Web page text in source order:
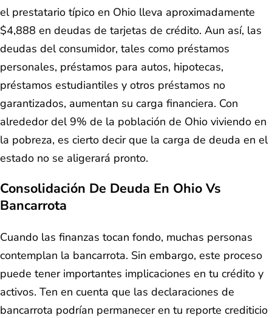
el prestatario típico en Ohio lleva aproximadamente
$4,888 en deudas de tarjetas de crédito. Aun así, las
deudas del consumidor, tales como préstamos
personales, préstamos para autos, hipotecas,
préstamos estudiantiles y otros préstamos no
garantizados, aumentan su carga financiera. Con
alrededor del 9% de la población de Ohio viviendo en
la pobreza, es cierto decir que la carga de deuda en el
estado no se aligerará pronto.
Consolidación De Deuda En Ohio Vs
Bancarrota
Cuando las finanzas tocan fondo, muchas personas
contemplan la bancarrota. Sin embargo, este proceso
puede tener importantes implicaciones en tu crédito y
activos. Ten en cuenta que las declaraciones de
bancarrota podrían permanecer en tu reporte crediticio